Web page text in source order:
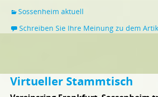
Sossenheim aktuell
Schreiben Sie Ihre Meinung zu dem
Virtueller Stammtisch